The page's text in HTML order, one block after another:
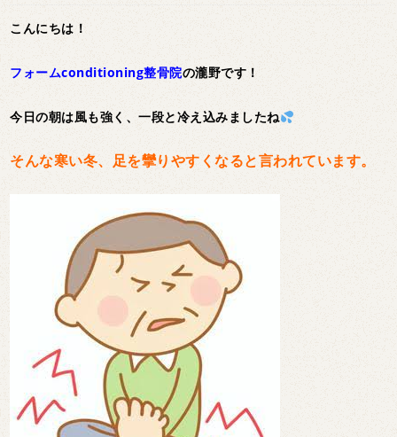
こんにちは！
フォームconditioning整骨院の瀧野です！
今日の朝は風も強く、一段と冷え込みましたね
そんな寒い冬、足を攣りやすくなると言われています。